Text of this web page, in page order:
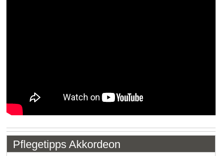
Pflegetipps Akkordeon